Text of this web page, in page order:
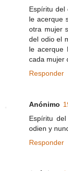
Espíritu del
le acerque
otra mujer
del odio el
le acerque
cada mujer
Responder
Anónimo
Espíritu
odien y
Responder